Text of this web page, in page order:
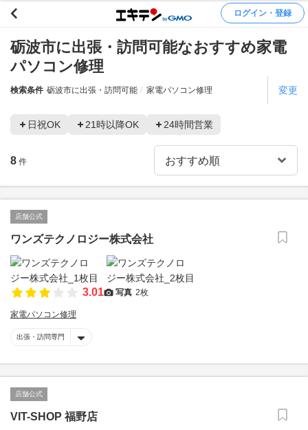
ログイン・登録
砺波市に出張・訪問可能なおすすめ家電
パソコン修理
検索条件 砺波市に出張・訪問可能 家電パソコン修理 変更
日祝OK 21時以降OK 24時間営業
8 件
店舗公式
ワンズテクノロジー株式会社
3.01 写真 2枚
家電パソコン修理
出張・訪問専門
店舗公式
VIT-SHOP 福野店